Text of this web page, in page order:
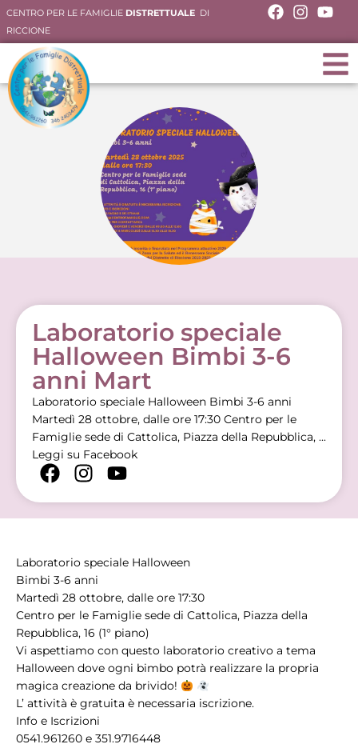
CENTRO PER LE FAMIGLIE DISTRETTUALE DI
RICCIONE
Laboratorio speciale
Halloween Bimbi 3-6
anni Mart
Laboratorio speciale Halloween Bimbi 3-6 anni
Martedì 28 ottobre, dalle ore 17:30 Centro per le
Famiglie sede di Cattolica, Piazza della Repubblica, ...
Leggi su Facebook
Laboratorio speciale Halloween
Bimbi 3-6 anni
Martedì 28 ottobre, dalle ore 17:30
Centro per le Famiglie sede di Cattolica, Piazza della
Repubblica, 16 (1° piano)
Vi aspettiamo con questo laboratorio creativo a tema
Halloween dove ogni bimbo potrà realizzare la propria
magica creazione da brivido!
L’ attività è gratuita è necessaria iscrizione.
Info e Iscrizioni
0541.961260 e 351.9716448